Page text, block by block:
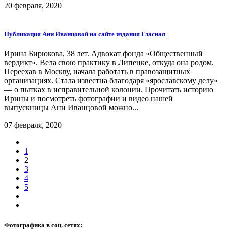
20 февраля, 2020
Публикация Ани Иванцовой на сайте издания Гласная
Ирина Бирюкова, 38 лет. Адвокат фонда «Общественный
вердикт». Вела свою практику в Липецке, откуда она родом.
Переехав в Москву, начала работать в правозащитных
организациях. Стала известна благодаря «ярославскому делу»
— о пытках в исправительной колонии. Прочитать историю
Ирины и посмотреть фотографии и видео нашей
выпускницы Ани Иванцовой можно...
07 февраля, 2020
1
2
3
4
5
Фотографика в соц. сетях: